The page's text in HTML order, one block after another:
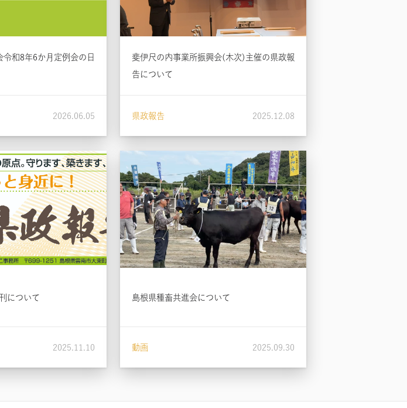
令和8年6か月定例会の日
2026.06.05
斐伊尺の内事業所振興会(木次)主催の県政報
告について
県政報告 2025.12.08
について
2025.11.10
島根県種畜共進会について
動画 2025.09.30